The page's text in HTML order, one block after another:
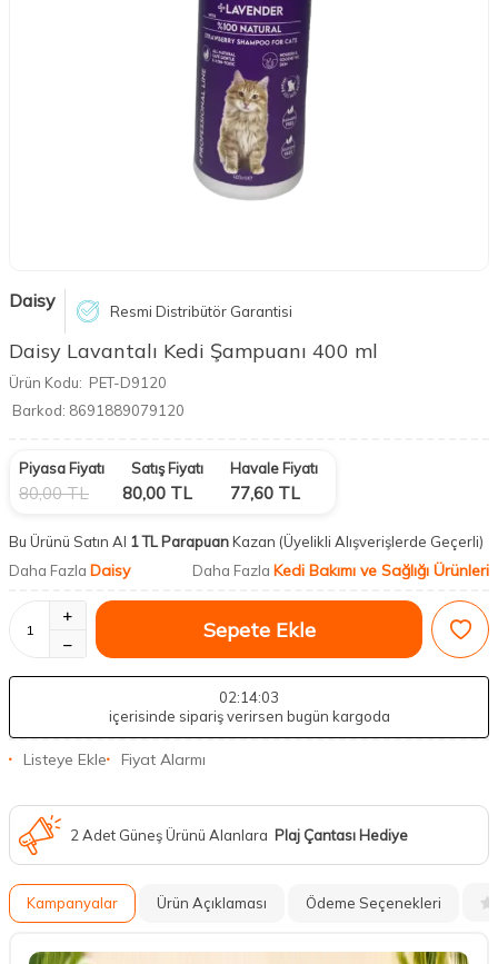
Daisy Resmi Distribütör Garantisi
Daisy Lavantalı Kedi Şampuanı 400 ml
Ürün Kodu: PET-D9120
Barkod: 8691889079120
Piyasa Fiyatı
80,00TL
Satış Fiyatı
80,00 TL
Havale Fiyatı
77,60 TL
Bu Ürünü Satın Al 1 TL ParapuanKazan (Üyelikli Alışverişlerde Geçerli)
Daha Fazla Daisy Daha Fazla Kedi Bakımı ve Sağlığı Ürünleri
Sepete Ekle
02:14:02
içerisinde sipariş verirsen bugün kargoda
Listeye Ekle Fiyat Alarmı
2 Adet Güneş Ürünü Alanlara Plaj Çantası Hediye
Kampanyalar Ürün Açıklaması Ödeme Seçenekleri